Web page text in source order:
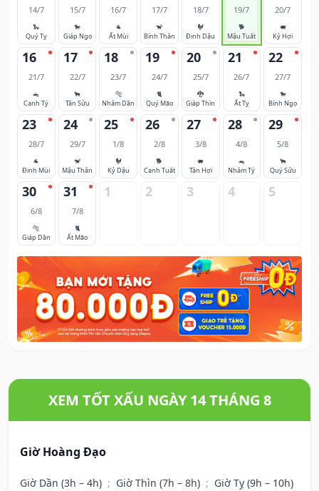
14/7
🐍
Quý Tỵ
15/7
🐎
Giáp Ngọ
16/7
🐐
Ất Mùi
17/7
🐒
Bính Thân
18/7
🐓
Đinh Dậu
19/7
🐕
Mậu Tuất
20/7
🐖
Kỷ Hợi
16
21/7
🐀
Canh Tý
17
22/7
🐂
Tân Sửu
18
23/7
🐅
Nhâm Dần
19
24/7
🐈
Quý Mão
20
25/7
🐉
Giáp Thìn
21
26/7
🐍
Ất Tỵ
22
27/7
🐎
Bính Ngọ
23
28/7
🐐
Đinh Mùi
24
29/7
🐒
Mậu Thân
25
1/8
🐓
Kỷ Dậu
26
2/8
🐕
Canh Tuất
27
3/8
🐖
Tân Hợi
28
4/8
🐀
Nhâm Tý
29
5/8
🐂
Quý Sửu
30
6/8
🐅
Giáp Dần
31
7/8
🐈
Ất Mão
1 2 3 4 5
XEM TỐT XẤU NGÀY 14 THÁNG 8
Giờ Hoàng Đạo
Giờ Dần (3h – 4h) ; Giờ Thìn (7h – 8h) ; Giờ Tỵ (9h – 10h)